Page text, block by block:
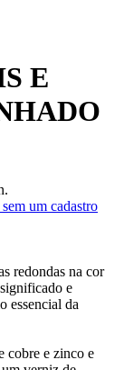
E
um cadastro
redondas na cor
e
essencial da
cobre e zinco e